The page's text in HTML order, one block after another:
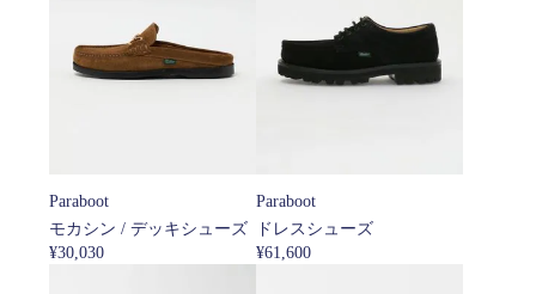
Paraboot
モカシン / デッキシューズ
¥30,030
Paraboot
ドレスシューズ
¥61,600